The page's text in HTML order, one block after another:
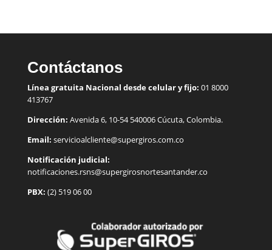
Contáctanos
Línea gratuita Nacional desde celular y fijo: 01 8000
413767
Dirección: Avenida 6, 10-54 540006 Cúcuta, Colombia.
Email: servicioalcliente@supergiros.com.co
Notificación judicial:
notificaciones.rsns@supergirosnortesantander.co
PBX: (2) 519 06 00